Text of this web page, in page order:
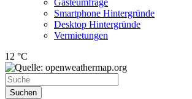
Gästeumfrage
Smartphone Hintergründe
Desktop Hintergründe
Vermietungen
12 °C
Suchen